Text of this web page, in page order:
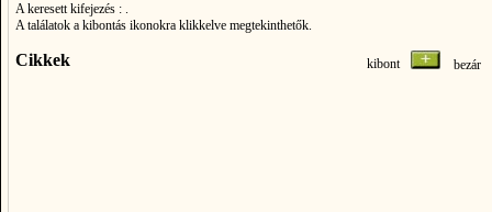
A keresett kifejezés : .
A találatok a kibontás ikonokra klikkelve megtekinthetők.
Cikkek kibont